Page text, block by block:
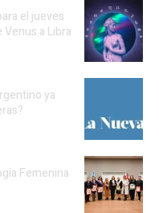
el jueves
a Libra
ya
Femenina